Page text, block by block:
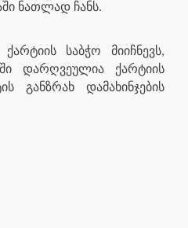
ნათლად ჩანს.
საბჭო მიიჩნევს,
დარღვეულია ქარტიის
განზრახ დამახინჯების